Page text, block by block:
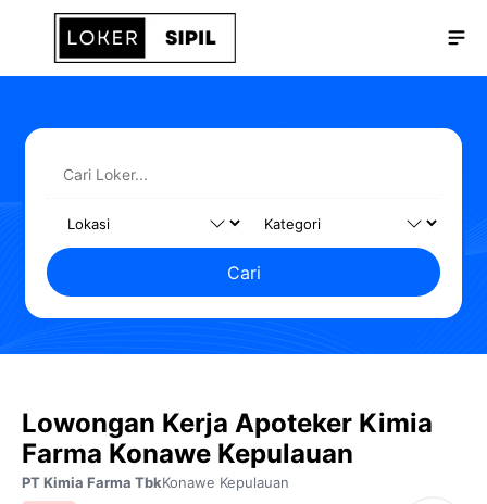
Langsung
Cari
Lowongan Kerja Apoteker Kimia
Farma Konawe Kepulauan
PT Kimia Farma TbkKonawe Kepulauan